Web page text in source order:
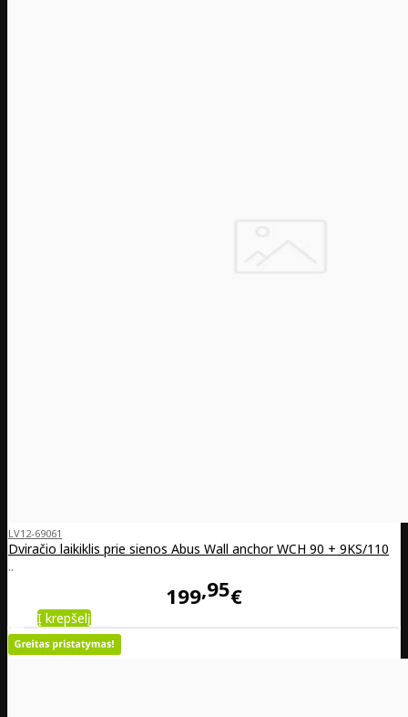
LV12-69061
Dviračio laikiklis prie sienos Abus Wall anchor WCH 90 + 9KS/110
..
199 95€
Į krepšelį